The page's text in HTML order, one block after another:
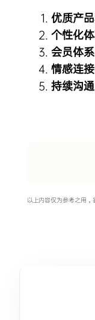
优质产
个性化
会员体
情感连接
持续沟通
以上内容仅为参考之用